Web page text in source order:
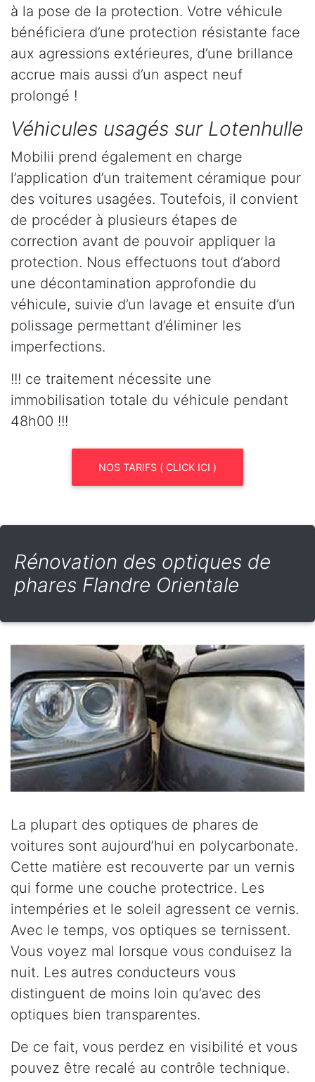
à la pose de la protection. Votre véhicule
bénéficiera d’une protection résistante face
aux agressions extérieures, d’une brillance
accrue mais aussi d’un aspect neuf
prolongé !
Véhicules usagés sur Lotenhulle
Mobilii prend également en charge
l’application d’un traitement céramique pour
des voitures usagées. Toutefois, il convient
de procéder à plusieurs étapes de
correction avant de pouvoir appliquer la
protection. Nous effectuons tout d’abord
une décontamination approfondie du
véhicule, suivie d’un lavage et ensuite d’un
polissage permettant d’éliminer les
imperfections.
!!! ce traitement nécessite une
immobilisation totale du véhicule pendant
48h00 !!!
NOS TARIFS ( CLICK ICI )
Rénovation des optiques de
phares Flandre Orientale
La plupart des optiques de phares de
voitures sont aujourd’hui en polycarbonate.
Cette matière est recouverte par un vernis
qui forme une couche protectrice. Les
intempéries et le soleil agressent ce vernis.
Avec le temps, vos optiques se ternissent.
Vous voyez mal lorsque vous conduisez la
nuit. Les autres conducteurs vous
distinguent de moins loin qu’avec des
optiques bien transparentes.
De ce fait, vous perdez en visibilité et vous
pouvez être recalé au contrôle technique.